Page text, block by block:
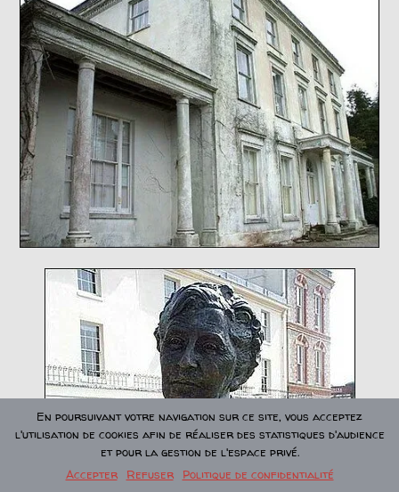
En poursuivant votre navigation sur ce site, vous acceptez
l'utilisation de cookies afin de réaliser des statistiques d'audience
et pour la gestion de l'espace privé.
Accepter
Refuser Politique de confidentialité